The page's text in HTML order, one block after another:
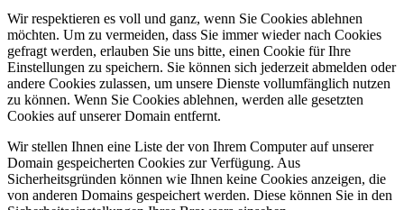
Wir respektieren es voll und ganz, wenn Sie Cookies ablehnen
möchten. Um zu vermeiden, dass Sie immer wieder nach Cookies
gefragt werden, erlauben Sie uns bitte, einen Cookie für Ihre
Einstellungen zu speichern. Sie können sich jederzeit abmelden oder
andere Cookies zulassen, um unsere Dienste vollumfänglich nutzen
zu können. Wenn Sie Cookies ablehnen, werden alle gesetzten
Cookies auf unserer Domain entfernt.
Wir stellen Ihnen eine Liste der von Ihrem Computer auf unserer
Domain gespeicherten Cookies zur Verfügung. Aus
Sicherheitsgründen können wie Ihnen keine Cookies anzeigen, die
von anderen Domains gespeichert werden. Diese können Sie in den